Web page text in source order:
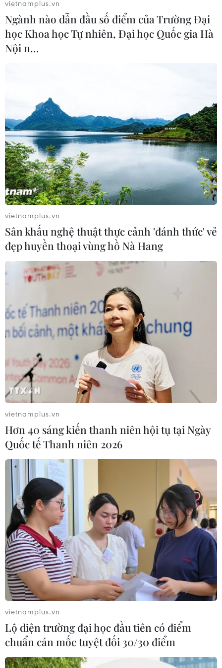
02/04/2018 04:19
Thủ tướng Nhật Bản Shinzo Abe ngày 2/4 thông báo,
ông có kế hoạch tới thăm Mỹ từ ngày 17-20/4 để tham
gia các cuộc hội đàm với Tổng thống nước chủ nhà
Donald Trump.
vietnamplus.vn
Ngành nào dẫn đầu số điểm của Trường Đại
học Khoa học Tự nhiên, Đại học Quốc gia Hà
Nội n…
vietnamplus.vn
Sân khấu nghệ thuật thực cảnh 'đánh thức' vẻ
đẹp huyền thoại vùng hồ Nà Hang
vietnamplus.vn
Hơn 40 sáng kiến thanh niên hội tụ tại Ngày
Quốc tế Thanh niên 2026
vietnamplus.vn
Lộ diện trường đại học đầu tiên có điểm
chuẩn cán mốc tuyệt đối 30/30 điểm